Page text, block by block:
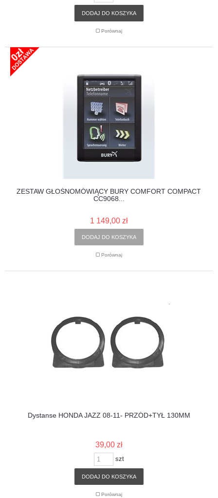
DODAJ DO KOSZYKA
Porównaj
ZESTAW GŁOŚNOMÓWIĄCY BURY COMFORT COMPACT
CC9068...
1 149,00 zł
DODAJ DO KOSZYKA
Porównaj
Dystanse HONDA JAZZ 08-11- PRZÓD+TYŁ 130MM
39,00 zł
szt
DODAJ DO KOSZYKA
Porównaj